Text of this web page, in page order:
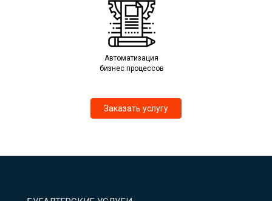
Автоматизация
бизнес процессов
Заказать услугу